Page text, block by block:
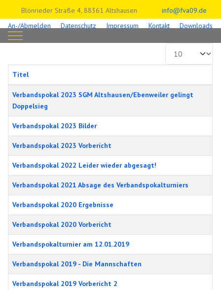
Blönrieder Straße 4, 88361 Altshausen
info@fva09.de
An-/Abmelden
Datenschutz Impressum Kontakt
Downloads
Mobile Menu Toggle
Anzeige #
Titel
Verbandspokal 2023 SGM Altshausen/Ebenweiler gelingt
Doppelsieg
Verbandspokal 2023 Bilder
Verbandspokal 2023 Vorbericht
Verbandspokal 2022 Leider wieder abgesagt!
Verbandspokal 2021 Absage des Verbandspokalturniers
Verbandspokal 2020 Ergebnisse
Verbandspokal 2020 Vorbericht
Verbandspokalturnier am 12.01.2019
Verbandspokal 2019 - Die Mannschaften
Verbandspokal 2019 Vorbericht 2